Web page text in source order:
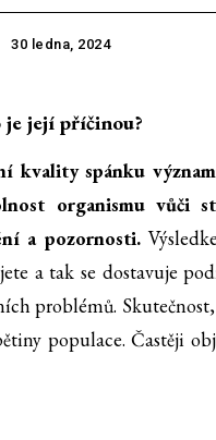
30 ledna, 2024
její příčinou?
kvality spánku
organismu vůči
a pozornosti.
a tak se dostavuje
problémů.
populace. Častěji